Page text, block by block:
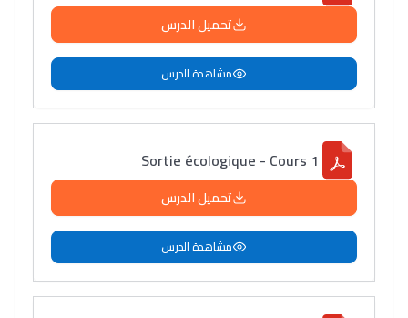
تحميل الدرس
مشاهدة الدرس
Sortie écologique - Cours 1
تحميل الدرس
مشاهدة الدرس